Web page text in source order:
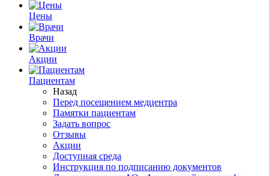
Цены
Врачи
Акции
Пациентам
Назад
Перед посещением медцентра
Памятки пациентам
Задать вопрос
Отзывы
Акции
Доступная среда
Инструкция по подписанию документов